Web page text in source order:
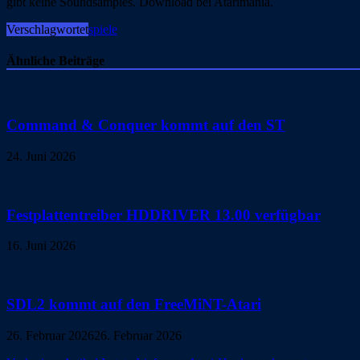
Verschlagwortetspiele
Ähnliche Beiträge
Command & Conquer kommt auf den ST
24. Juni 2026
Festplattentreiber HDDRIVER 13.00 verfügbar
16. Juni 2026
SDL2 kommt auf den FreeMiNT-Atari
26. Februar 202626. Februar 2026